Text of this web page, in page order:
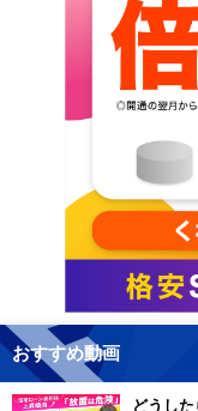
おすすめ動画
どうし